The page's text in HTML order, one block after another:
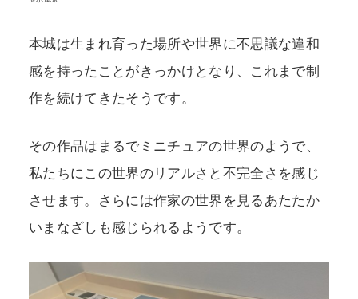
本城は生まれ育った場所や世界に不思議な違和
感を持ったことがきっかけとなり、これまで制
作を続けてきたそうです。
その作品はまるでミニチュアの世界のようで、
私たちにこの世界のリアルさと不完全さを感じ
させます。さらには作家の世界を見るあたたか
いまなざしも感じられるようです。